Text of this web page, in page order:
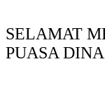
SELAMAT
PUASA